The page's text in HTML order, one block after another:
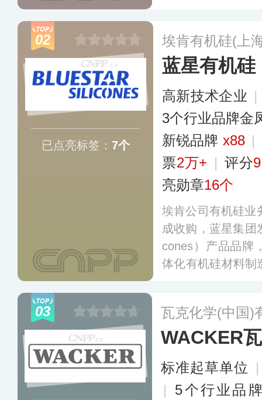
02
已点亮标签： 7个
埃肯有机硅(上
蓝星有机硅
高新技术企业 |
3个行业品牌金
新锐品牌 x88 |
票2万+ | 评分9
亮勋章16个
埃肯公司有机硅业
成收购，蓝星集团
cones）产品品牌
体化有机硅材料制
性化服务。更多
03 瓦克化学(中国)
WACKER
标准起草单位
|
5个行业品